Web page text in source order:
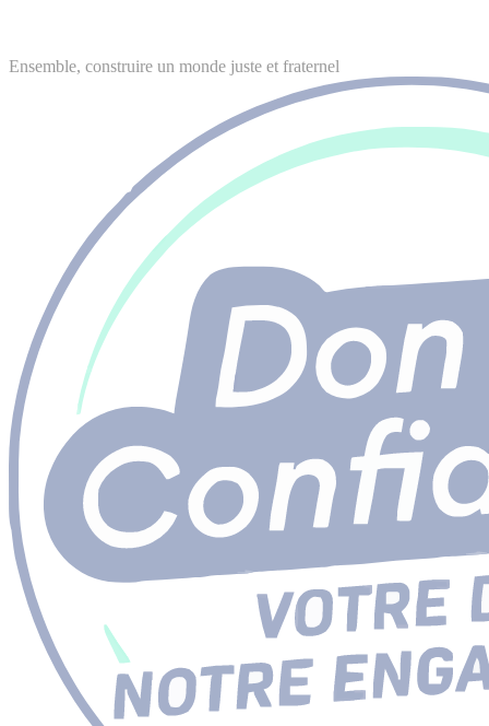
Ensemble, construire un monde juste et fraternel